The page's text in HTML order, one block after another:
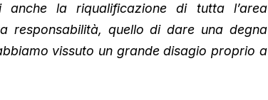
la riqualificazione di tutta l’area
responsabilità, quello di dare una degna
vissuto un grande disagio proprio a